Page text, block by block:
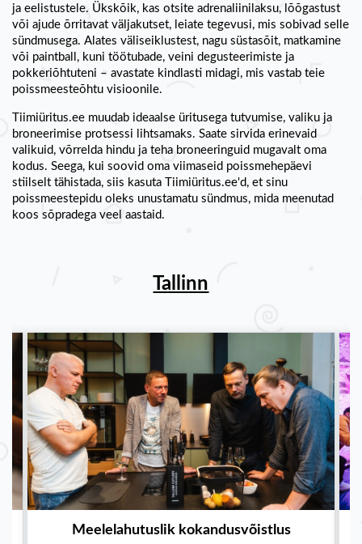
ja eelistustele. Ükskõik, kas otsite adrenaliinilaksu, lõõgastust
või ajude õrritavat väljakutset, leiate tegevusi, mis sobivad selle
sündmusega. Alates väliseiklustest, nagu süstasõit, matkamine
või paintball, kuni töötubade, veini degusteerimiste ja
pokkeriõhtuteni – avastate kindlasti midagi, mis vastab teie
poissmeesteõhtu visioonile.
Tiimiüritus.ee muudab ideaalse üritusega tutvumise, valiku ja
broneerimise protsessi lihtsamaks. Saate sirvida erinevaid
valikuid, võrrelda hindu ja teha broneeringuid mugavalt oma
kodus. Seega, kui soovid oma viimaseid poissmehepäevi
stiilselt tähistada, siis kasuta Tiimiüritus.ee'd, et sinu
poissmeestepidu oleks unustamatu sündmus, mida meenutad
koos sõpradega veel aastaid.
Tallinn
Meelelahutuslik kokandusvõistlus